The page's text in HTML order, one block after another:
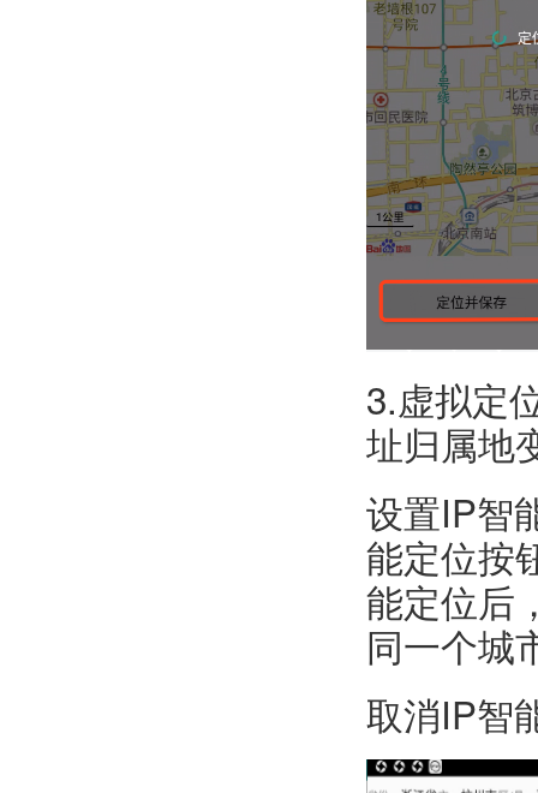
3.虚拟定
址归属地
设置IP智
能定位按
能定位后
同一个城
取消IP智